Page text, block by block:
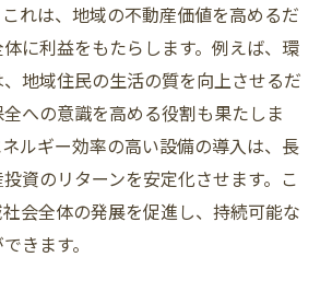
れは、地域の不動産価値を高めるだ
に利益をもたらします。例えば、環
地域住民の生活の質を向上させるだ
への意識を高める役割も果たしま
ルギー効率の高い設備の導入は、長
資のリターンを安定化させます。こ
会全体の発展を促進し、持続可能な
きます。